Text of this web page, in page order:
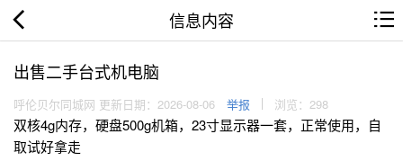
信息内容
出售二手台式机电脑
呼伦贝尔同城网 更新日期：2026-08-06 举报 浏览：298
双核4g内存，硬盘500g机箱，23寸显示器一套，正常使用，自
取试好拿走